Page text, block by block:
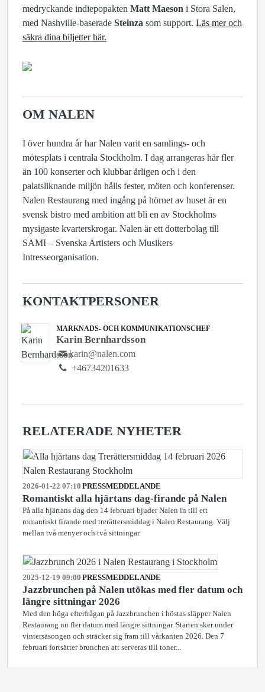
medryckande indiepopakten Matt Maeson i Stora Salen,
med Nashville-baserade Steinza som support. Läs mer och
säkra dina biljetter här.
OM NALEN
I över hundra år har Nalen varit en samlings- och
mötesplats i centrala Stockholm. I dag arrangeras här fler
än 100 konserter och klubbar årligen och i den
palatsliknande miljön hålls fester, möten och konferenser.
Nalen Restaurang med ingång på hörnet av huset är en
svensk bistro med ambition att bli en av Stockholms
mysigaste kvarterskrogar. Nalen är ett dotterbolag till
SAMI – Svenska Artisters och Musikers
Intresseorganisation.
KONTAKTPERSONER
MARKNADS- OCH KOMMUNIKATIONSCHEF
Karin Bernhardsson
karin@nalen.com
+46734201633
RELATERADE NYHETER
2026-01-22 07:10 PRESSMEDDELANDE
Romantiskt alla hjärtans dag-firande på Nalen
På alla hjärtans dag den 14 februari bjuder Nalen in till ett
romantiskt firande med trerättersmiddag i Nalen Restaurang. Välj
mellan två menyer och två sittningar.
2025-12-19 09:00 PRESSMEDDELANDE
Jazzbrunchen på Nalen utökas med fler datum och
längre sittningar 2026
Med den höga efterfrågan på Jazzbrunchen i höstas släpper Nalen
Restaurang nu fler datum med längre sittningar. Starten sker under
vintersäsongen och sträcker sig fram till vårkanten 2026. Den 7
februari fortsätter brunchen att serveras till toner...